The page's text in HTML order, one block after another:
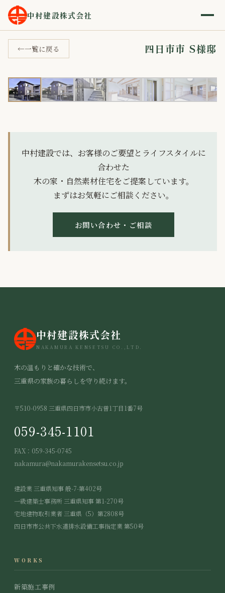
中村建設株式会社
ホーム › 施工事例› 四日市市 S様邸
一覧に戻る 四日市市 S様邸
中村建設では、お客様のご要望とライフスタイルに
合わせた
木の家・自然素材住宅をご提案しています。
まずはお気軽にご相談ください。
お問い合わせ・ご相談
中村建設株式会社
NAKAMURA KENSETSU CO.,LTD.
木の温もりと確かな技術で、
三重県の家族の暮らしを守り続けます。
〒510-0958 三重県四日市市小古曽1丁目1番7号
059-345-1101
FAX：059-345-0745
nakamura@nakamurakensetsu.co.jp
建設業 三重県知事 般-7-第402号
一級建築士事務所 三重県知事 第1-270号
宅地建物取引業者 三重県（5）第2808号
四日市市公共下水道排水設備工事指定業 第50号
WORKS
新築施工事例